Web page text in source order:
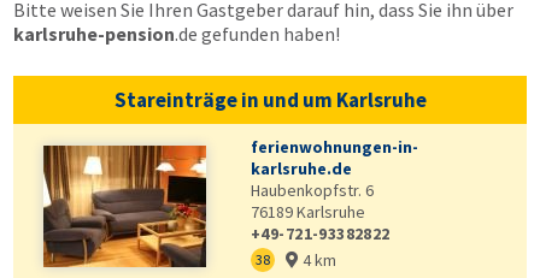
Bitte weisen Sie Ihren Gastgeber darauf hin, dass Sie ihn über
karlsruhe-pension.de gefunden haben!
Stareinträge in und um Karlsruhe
ferienwohnungen-in-
karlsruhe.de
Haubenkopfstr. 6
76189Karlsruhe
+49-721-93382822
38  4 km